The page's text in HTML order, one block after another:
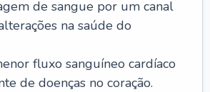
de sangue por um canal
na saúde do
fluxo sanguíneo cardíaco
de doenças no coração.